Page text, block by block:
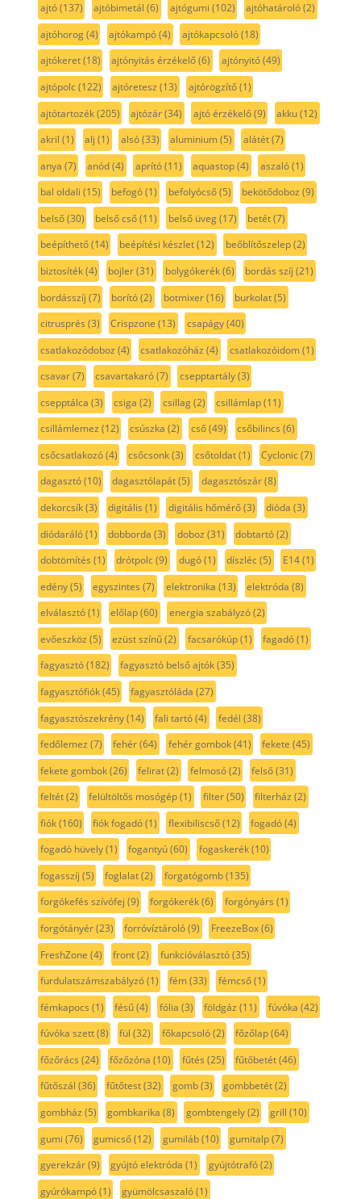
ajtó(137) ajtóbimetál (6) ajtógumi (102) ajtóhatároló(2)
ajtóhorog(4) ajtókampó(4) ajtókapcsoló(18)
ajtókeret(18) ajtónyitás érzékelő(6) ajtónyitó(49)
ajtópolc(122) ajtóretesz (13) ajtórögzítő(1)
ajtótartozék(205) ajtózár(34) ajtó érzékelő(9) akku(12)
akril (1) alj (1) alsó(33) aluminium(5) alátét(7)
anya (7) anód(4) aprító(11) aquastop(4) aszaló(1)
bal oldali (15) befogó(1) befolyócső(5) bekötődoboz (9)
belső(30) belső cső(11) belső üveg(17) betét(7)
beépíthető(14) beépítési készlet(12) beőblítőszelep(2)
biztosíték(4) bojler(31) bolygókerék(6) bordás szíj (21)
bordásszíj (7) borító(2) botmixer(16) burkolat(5)
citrusprés (3) Crispzone (13) csapágy(40)
csatlakozódoboz (4) csatlakozóház (4) csatlakozóidom(1)
csavar(7) csavartakaró(7) csepptartály(3)
csepptálca (3) csiga (2) csillag(2) csillámlap(11)
csillámlemez (12) csúszka (2) cső(49) csőbilincs (6)
csőcsatlakozó(4) csőcsonk(3) csőtoldat(1) Cyclonic(7)
dagasztó(10) dagasztólapát(5) dagasztószár(8)
dekorcsík(3) digitális (1) digitális hőmérő(3) dióda (3)
diódaráló(1) dobborda (3) doboz (31) dobtartó(2)
dobtömítés (1) drótpolc(9) dugó(1) díszléc(5) E14(1)
edény(5) egyszintes (7) elektronika (13) elektróda (8)
elválasztó(1) előlap(60) energia szabályzó(2)
evőeszköz (5) ezüst színű(2) facsarókúp(1) fagadó(1)
fagyasztó(182) fagyasztó belső ajtók(35)
fagyasztófiók(45) fagyasztóláda (27)
fagyasztószekrény(14) fali tartó(4) fedél (38)
fedőlemez (7) fehér(64) fehér gombok(41) fekete (45)
fekete gombok(26) felirat(2) felmosó(2) felső(31)
feltét(2) felültöltős mosógép(1) filter(50) filterház (2)
fiók(160) fiók fogadó(1) flexibiliscső(12) fogadó(4)
fogadó hüvely(1) fogantyú(60) fogaskerék(10)
fogasszíj (5) foglalat(2) forgatógomb(135)
forgókefés szívófej (9) forgókerék(6) forgónyárs (1)
forgótányér(23) forróvíztároló(9) FreezeBox(6)
FreshZone (4) front(2) funkcióválasztó(35)
furdulatszámszabályzó(1) fém(33) fémcső(1)
fémkapocs (1) fésű(4) fólia (3) földgáz (11) fúvóka (42)
fúvóka szett(8) fül (32) főkapcsoló(2) főzőlap(64)
főzőrács (24) főzőzóna (10) fűtés (25) fűtőbetét(46)
fűtőszál (36) fűtőtest(32) gomb(3) gombbetét(2)
gombház (5) gombkarika (8) gombtengely(2) grill (10)
gumi (76) gumicső(12) gumiláb(10) gumitalp(7)
gyerekzár(9) gyújtó elektróda (1) gyújtótrafó(2)
gyúrókampó(1) gyümölcsaszaló(1)